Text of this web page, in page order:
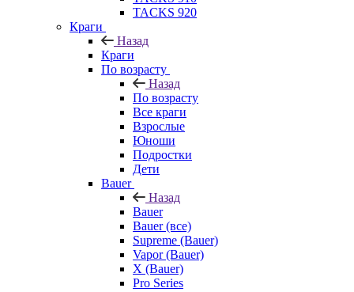
TACKS 920
Краги
Назад
Краги
По возрасту
Назад
По возрасту
Все краги
Взрослые
Юноши
Подростки
Дети
Bauer
Назад
Bauer
Bauer (все)
Supreme (Bauer)
Vapor (Bauer)
X (Bauer)
Pro Series